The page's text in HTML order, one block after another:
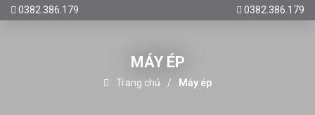
0382.386.179 0382.386.179
MÁY ÉP
Trang chủ Máy ép